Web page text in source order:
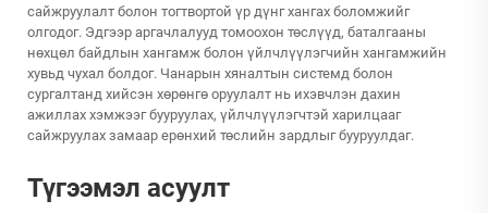
сайжруулалт болон тогтвортой үр дүнг хангах боломжийг
олгодог. Эдгээр аргачлалууд томоохон төслүүд, баталгааны
нөхцөл байдлын хангамж болон үйлчлүүлэгчийн хангамжийн
хувьд чухал болдог. Чанарын хяналтын системд болон
сургалтанд хийсэн хөрөнгө оруулалт нь ихэвчлэн дахин
ажиллах хэмжээг бууруулах, үйлчлүүлэгчтэй харилцааг
сайжруулах замаар ерөнхий төслийн зардлыг бууруулдаг.
Түгээмэл асуулт